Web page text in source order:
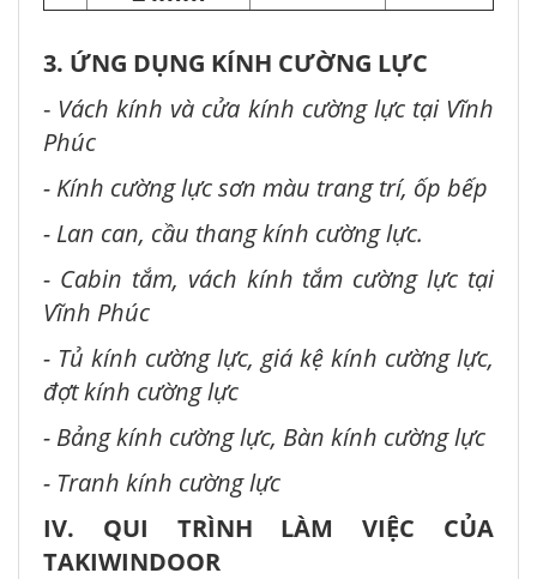
3. ỨNG DỤNG KÍNH CƯỜNG LỰC
- Vách kính và cửa kính cường lực tại Vĩnh
Phúc
- Kính cường lực sơn màu trang trí, ốp bếp
- Lan can, cầu thang kính cường lực.
- Cabin tắm, vách kính tắm cường lực tại
Vĩnh Phúc
- Tủ kính cường lực, giá kệ kính cường lực,
đợt kính cường lực
- Bảng kính cường lực, Bàn kính cường lực
- Tranh kính cường lực
IV. QUI TRÌNH LÀM VIỆC CỦA
TAKIWINDOOR